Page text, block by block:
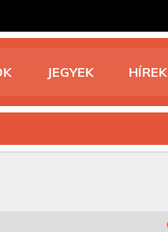
JEGYEK HÍREK